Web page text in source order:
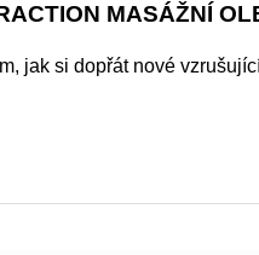
MASÁŽNÍ
jak si dopřát nové